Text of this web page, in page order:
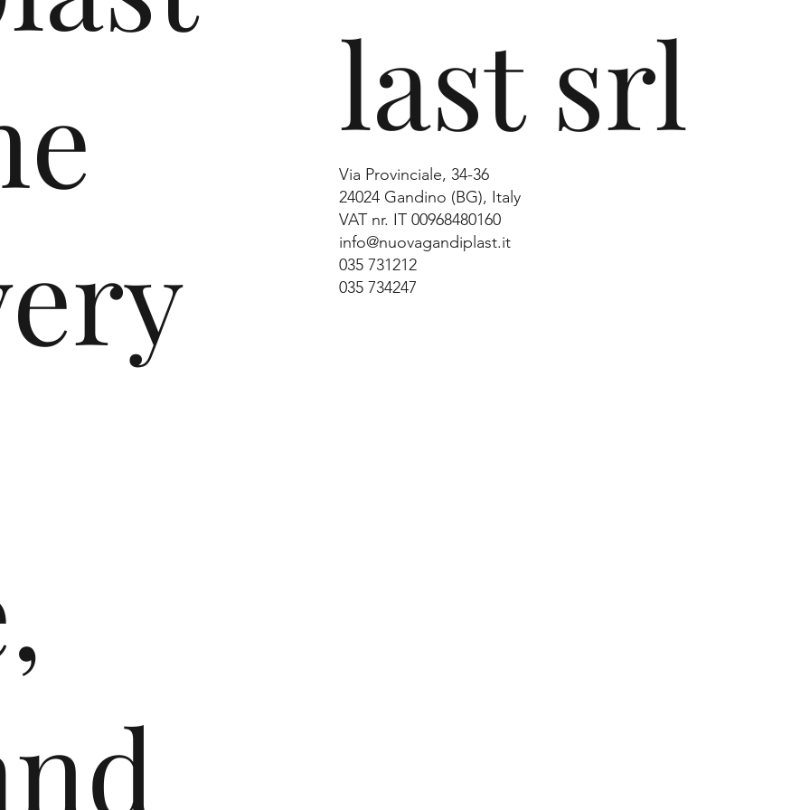
last srl
Via Provinciale, 34-36
24024 Gandino (BG), Italy
VAT nr. IT 00968480160
info@nuovagandiplast.it
035 731212
035 734247